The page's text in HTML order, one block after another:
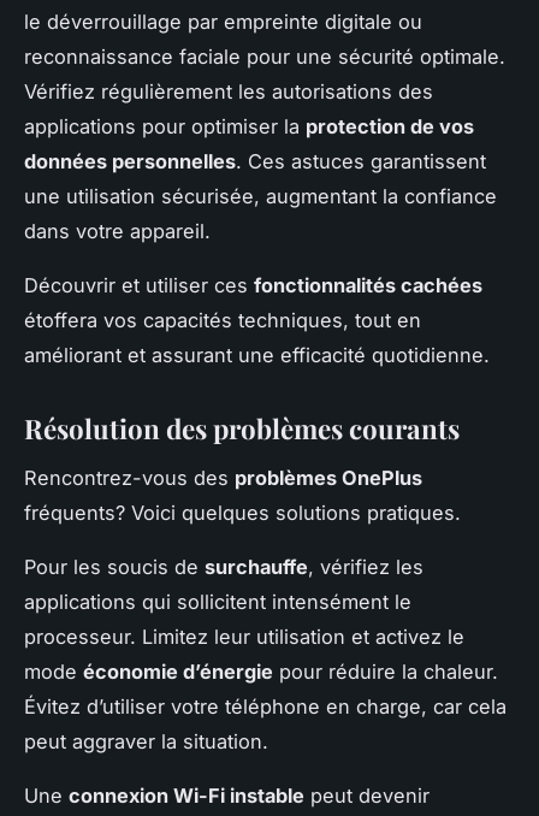
le déverrouillage par empreinte digitale ou
reconnaissance faciale pour une sécurité optimale.
Vérifiez régulièrement les autorisations des
applications pour optimiser la protection de vos
données personnelles. Ces astuces garantissent
une utilisation sécurisée, augmentant la confiance
dans votre appareil.
Découvrir et utiliser ces fonctionnalités cachées
étoffera vos capacités techniques, tout en
améliorant et assurant une efficacité quotidienne.
Résolution des problèmes courants
Rencontrez-vous des problèmes OnePlus
fréquents? Voici quelques solutions pratiques.
Pour les soucis de surchauffe, vérifiez les
applications qui sollicitent intensément le
processeur. Limitez leur utilisation et activez le
mode économie d’énergie pour réduire la chaleur.
Évitez d’utiliser votre téléphone en charge, car cela
peut aggraver la situation.
Une connexion Wi-Fi instable peut devenir